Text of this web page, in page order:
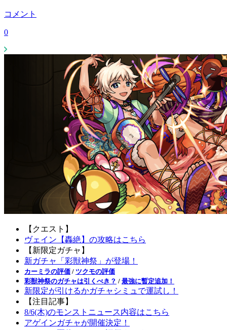
コメント
0
【クエスト】
ヴェイン【轟絶】の攻略はこちら
【新限定ガチャ】
新ガチャ「彩獣神祭」が登場！
カーミラの評価 / ツクモの評価
彩獣神祭のガチャは引くべき？ / 最強に暫定追加！
新限定が引けるかガチャシミュで運試し！
【注目記事】
8/6(木)のモンストニュース内容はこちら
アゲインガチャが開催決定！